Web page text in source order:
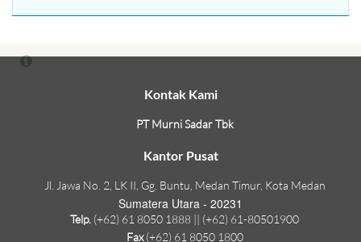
Kontak Kami
PT Murni Sadar Tbk
Kantor Pusat
Jl. Jawa No. 2, LK II, Gg. Buntu, Medan Timur, Kota Medan
Sumatera Utara - 20231
Telp. (+62) 61 8050 1888 || (+62) 61-80501900
Fax(+62) 61 8050 1800